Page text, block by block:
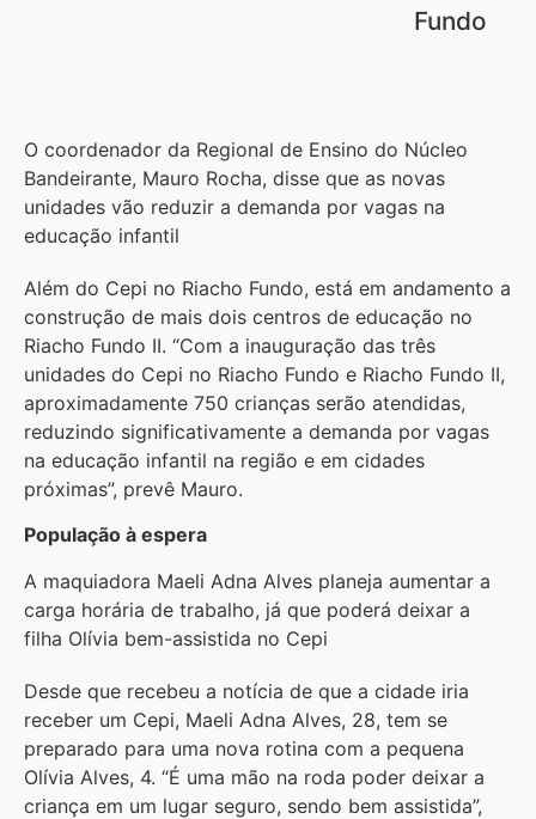
Fundo
O coordenador da Regional de Ensino do Núcleo
Bandeirante, Mauro Rocha, disse que as novas
unidades vão reduzir a demanda por vagas na
educação infantil
Além do Cepi no Riacho Fundo, está em andamento a
construção de mais dois centros de educação no
Riacho Fundo II. “Com a inauguração das três
unidades do Cepi no Riacho Fundo e Riacho Fundo II,
aproximadamente 750 crianças serão atendidas,
reduzindo significativamente a demanda por vagas
na educação infantil na região e em cidades
próximas”, prevê Mauro.
População à espera
A maquiadora Maeli Adna Alves planeja aumentar a
carga horária de trabalho, já que poderá deixar a
filha Olívia bem-assistida no Cepi
Desde que recebeu a notícia de que a cidade iria
receber um Cepi, Maeli Adna Alves, 28, tem se
preparado para uma nova rotina com a pequena
Olívia Alves, 4. “É uma mão na roda poder deixar a
criança em um lugar seguro, sendo bem assistida”,